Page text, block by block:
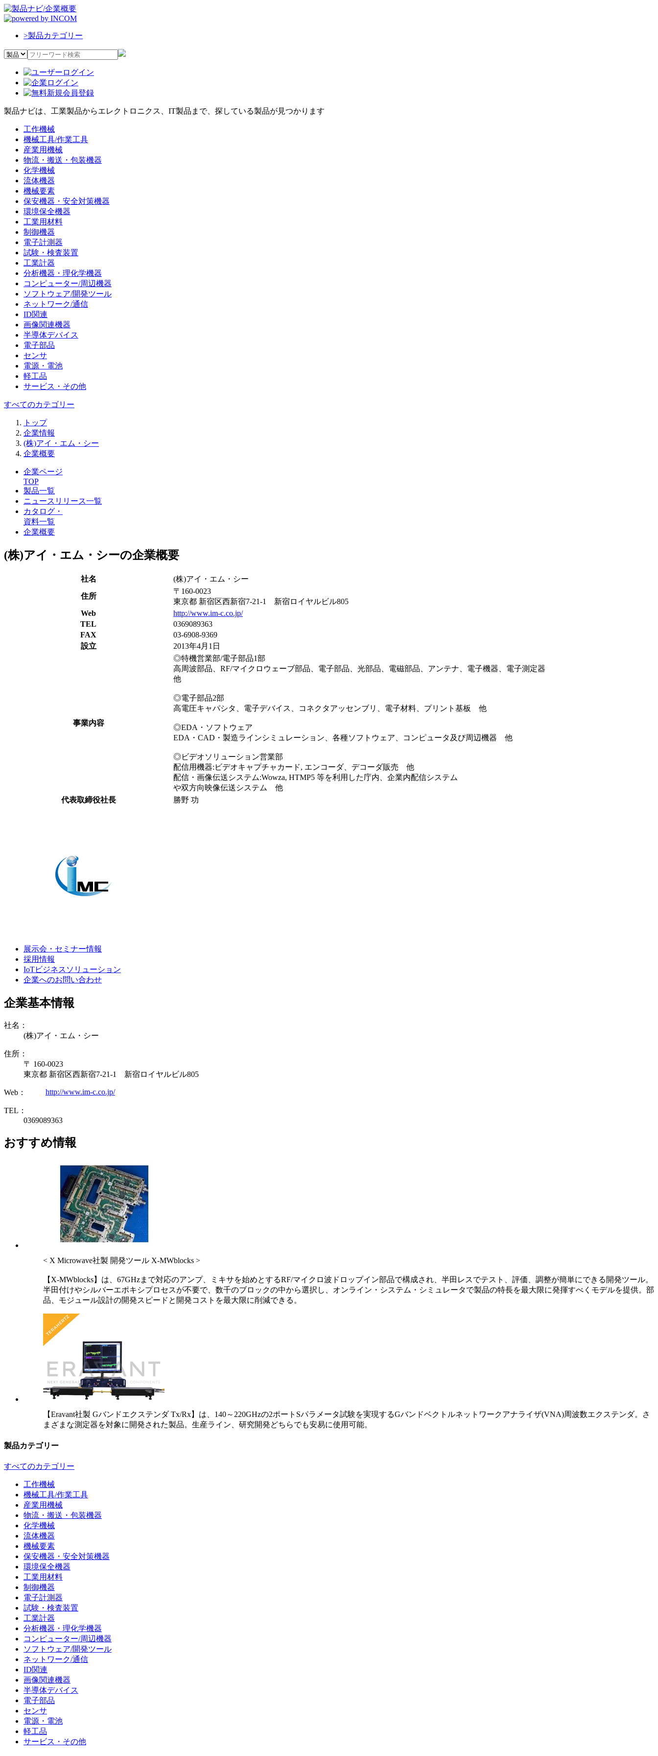
>製品カテゴリー
製品ナビは、工業製品からエレクトロニクス、IT製品まで、探している製品が見つかります
工作機械
機械工具/作業工具
産業用機械
物流・搬送・包装機器
化学機械
流体機器
機械要素
保安機器・安全対策機器
環境保全機器
工業用材料
制御機器
電子計測器
試験・検査装置
工業計器
分析機器・理化学機器
コンピューター/周辺機器
ソフトウェア/開発ツール
ネットワーク/通信
ID関連
画像関連機器
半導体デバイス
電子部品
センサ
電源・電池
軽工品
サービス・その他
すべてのカテゴリー
トップ
企業情報
(株)アイ・エム・シー
企業概要
企業ページ
TOP
製品一覧
ニュースリリース一覧
カタログ・
資料一覧
企業概要
(株)アイ・エム・シーの企業概要
社名 (株)アイ・エム・シー
住所
〒160-0023
東京都 新宿区西新宿7-21-1 新宿ロイヤルビル805
Web
http://www.im-c.co.jp/
TEL
0369089363
FAX
03-6908-9369
設立
2013年4月1日
事業内容
◎特機営業部/電子部品1部
高周波部品、RF/マイクロウェーブ部品、電子部品、光部品、電磁部品、アンテナ、電子機器、電子測定器
他
◎電子部品2部
高電圧キャパシタ、電子デバイス、コネクタアッセンブリ、電子材料、プリント基板 他
◎EDA・ソフトウェア
EDA・CAD・製造ラインシミュレーション、各種ソフトウェア、コンピュータ及び周辺機器 他
◎ビデオソリューション営業部
配信用機器:ビデオキャプチャカード, エンコーダ、デコーダ販売 他
配信・画像伝送システム:Wowza, HTMP5 等を利用した庁内、企業内配信システム
や双方向映像伝送システム 他
代表取締役社長
勝野 功
展示会・セミナー情報
採用情報
IoTビジネスソリューション
企業へのお問い合わせ
企業基本情報
社名：
(株)アイ・エム・シー
住所：
〒 160-0023
東京都 新宿区西新宿7-21-1 新宿ロイヤルビル805
Web： http://www.im-c.co.jp/
TEL：
0369089363
おすすめ情報
< X Microwave社製 開発ツール X-MWblocks >
【X-MWblocks】は、67GHzまで対応のアンプ、ミキサを始めとするRF/マイクロ波ドロップイン部品で構成され、半田レスでテスト、評価、調整が簡単にできる開発ツール。
半田付けやシルバーエポキシプロセスが不要で、数千のブロックの中から選択し、オンライン・システム・シミュレータで製品の特長を最大限に発揮すべくモデルを提供。部
品、モジュール設計の開発スピードと開発コストを最大限に削減できる。
【Eravant社製 Gバンドエクステンダ Tx/Rx】は、140～220GHzの2ポートSパラメータ試験を実現するGバンドベクトルネットワークアナライザ(VNA)周波数エクステンダ。さ
まざまな測定器を対象に開発された製品。生産ライン、研究開発どちらでも安易に使用可能。
製品カテゴリー
すべてのカテゴリー
工作機械
機械工具/作業工具
産業用機械
物流・搬送・包装機器
化学機械
流体機器
機械要素
保安機器・安全対策機器
環境保全機器
工業用材料
制御機器
電子計測器
試験・検査装置
工業計器
分析機器・理化学機器
コンピューター/周辺機器
ソフトウェア/開発ツール
ネットワーク/通信
ID関連
画像関連機器
半導体デバイス
電子部品
センサ
電源・電池
軽工品
サービス・その他